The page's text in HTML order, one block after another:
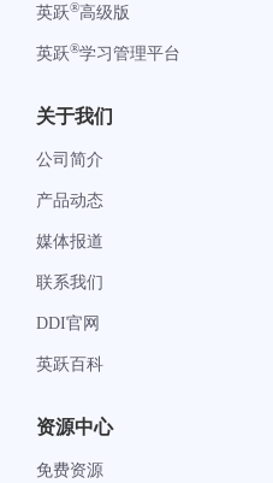
英跃®高级版
英跃®学习管理平台
关于我们
公司简介
产品动态
媒体报道
联系我们
DDI官网
英跃百科
资源中心
免费资源